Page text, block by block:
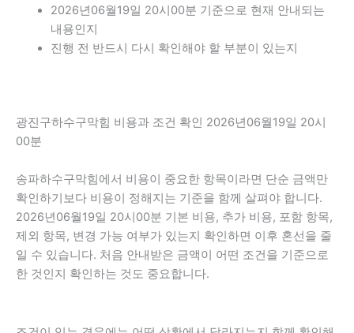
2026년06월19일 20시00분 기준으로 현재 안내되는
내용인지
진행 전 반드시 다시 확인해야 할 부분이 있는지
광진구하수구막힘 비용과 조건 확인 2026년06월19일 20시
00분
송파하수구막힘에서 비용이 중요한 항목이라면 단순 금액만
확인하기보다 비용이 정해지는 기준을 함께 살펴야 합니다.
2026년06월19일 20시00분 기본 비용, 추가 비용, 포함 항목,
제외 항목, 변경 가능 여부가 있는지 확인하면 이후 혼선을 줄
일 수 있습니다. 처음 안내받은 금액이 어떤 조건을 기준으로
한 것인지 확인하는 것도 중요합니다.